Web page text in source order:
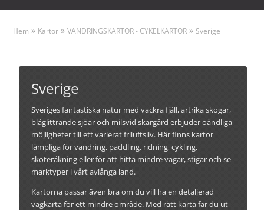
Hem » Kartor »VANDRINGSKARTOR - CYKELKARTOR » Sverige
Sverige
Sveriges fantastiska natur med vackra fjäll, artrika skogar,
blåglittrande sjöar och milsvid skärgård erbjuder oändliga
möjligheter till ett varierat friluftsliv. Här finns kartor
lämpliga för vandring, paddling, ridning, cykling,
skoteråkning eller för att hitta mindre vägar, stigar och se
marktyper i vårt avlånga land.
Kartorna passar även bra om du vill ha en detaljerad
vägkarta för ett mindre område. Med rätt karta får du ut